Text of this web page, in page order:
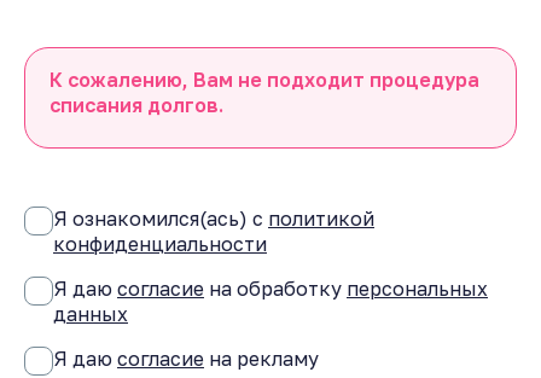
К сожалению, Вам не подходит процедура
списания долгов.
Я ознакомился(ась) с политикой
конфиденциальности
Я даю согласие на обработку персональных
данных
Я даю согласие на рекламу